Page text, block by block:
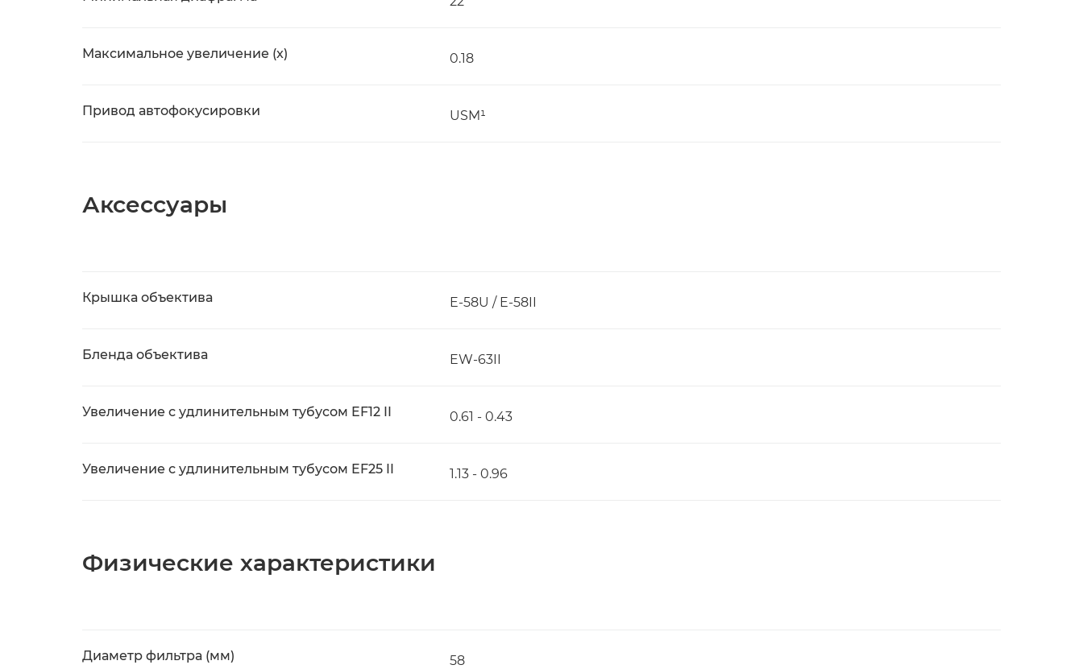
Максимальное увеличение (x) 0.18
Привод автофокусировки USM¹
Аксессуары
Крышка объектива E-58U / E-58II
Бленда объектива EW-63II
Увеличение с удлинительным тубусом EF12 II 0.61 - 0.43
Увеличение с удлинительным тубусом EF25 II 1.13 - 0.96
Физические характеристики
Диаметр фильтра (мм) 58